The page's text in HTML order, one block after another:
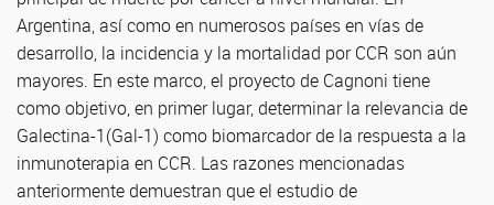
Argentina, así como en numerosos países en vías de
desarrollo, la incidencia y la mortalidad por CCR son aún
mayores. En este marco, el proyecto de Cagnoni tiene
como objetivo, en primer lugar, determinar la relevancia de
Galectina-1(Gal-1) como biomarcador de la respuesta a la
inmunoterapia en CCR. Las razones mencionadas
anteriormente demuestran que el estudio de